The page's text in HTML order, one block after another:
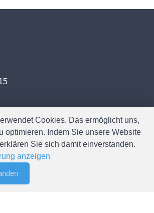
Merkliste
ag.ch
80 90
Cookies. Das ermöglicht uns,
optimieren. Indem Sie unsere Website
Sie sich damit einverstanden.
anzeigen